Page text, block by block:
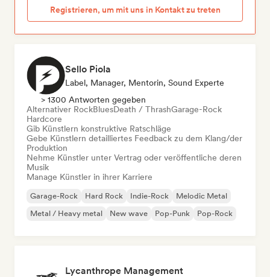
Registrieren, um mit uns in Kontakt zu treten
Sello Piola
Label, Manager, Mentorin, Sound Experte
> 1300 Antworten gegeben
Alternativer RockBluesDeath / ThrashGarage-Rock
Hardcore
Gib Künstlern konstruktive Ratschläge
Gebe Künstlern detailliertes Feedback zu dem Klang/der
Produktion
Nehme Künstler unter Vertrag oder veröffentliche deren
Musik
Manage Künstler in ihrer Karriere
Garage-Rock Hard Rock Indie-Rock
Melodic Metal
Metal / Heavy metal
New wave Pop-Punk Pop-Rock
Lycanthrope Management